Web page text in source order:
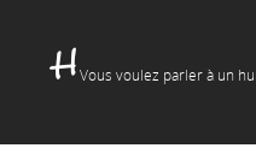
Vous voulez parler à un